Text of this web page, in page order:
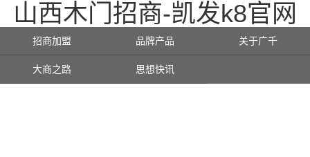
山西木门招商-凯发k8官网
招商加盟 品牌产品 关于广千
大商之路 思想快讯